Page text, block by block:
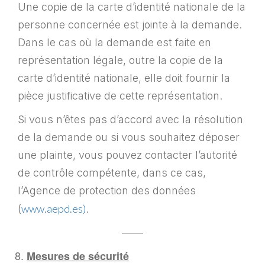
Une copie de la carte d’identité nationale de la
personne concernée est jointe à la demande.
Dans le cas où la demande est faite en
représentation légale, outre la copie de la
carte d’identité nationale, elle doit fournir la
pièce justificative de cette représentation.
Si vous n’êtes pas d’accord avec la résolution
de la demande ou si vous souhaitez déposer
une plainte, vous pouvez contacter l’autorité
de contrôle compétente, dans ce cas,
l’Agence de protection des données
(www.aepd.es).
——
Mesures de sécurité